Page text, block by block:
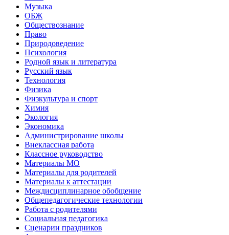
Музыка
ОБЖ
Обществознание
Право
Природоведение
Психология
Родной язык и литература
Русский язык
Технология
Физика
Физкультура и спорт
Химия
Экология
Экономика
Администрирование школы
Внеклассная работа
Классное руководство
Материалы МО
Материалы для родителей
Материалы к аттестации
Междисциплинарное обобщение
Общепедагогические технологии
Работа с родителями
Социальная педагогика
Сценарии праздников